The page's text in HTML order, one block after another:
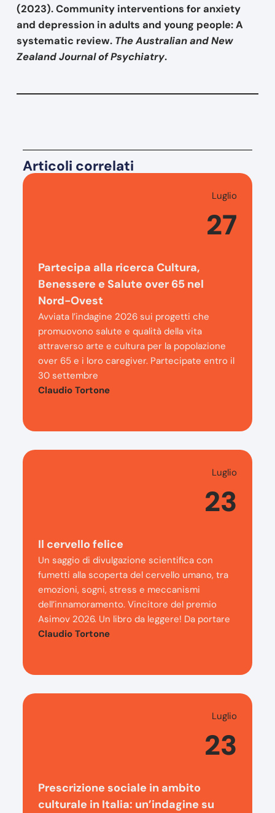
(2023). Community interventions for anxiety
and depression in adults and young people: A
systematic review. The Australian and New
Zealand Journal of Psychiatry.
Articoli correlati
Luglio
27
Partecipa alla ricerca Cultura,
Benessere e Salute over 65 nel
Nord-Ovest
Avviata l’indagine 2026 sui progetti che
promuovono salute e qualità della vita
attraverso arte e cultura per la popolazione
over 65 e i loro caregiver. Partecipate entro il
30 settembre
Claudio Tortone
Luglio
23
Il cervello felice
Un saggio di divulgazione scientifica con
fumetti alla scoperta del cervello umano, tra
emozioni, sogni, stress e meccanismi
dell’innamoramento. Vincitore del premio
Asimov 2026. Un libro da leggere! Da portare
Claudio Tortone
Luglio
23
Prescrizione sociale in ambito
culturale in Italia: un’indagine su